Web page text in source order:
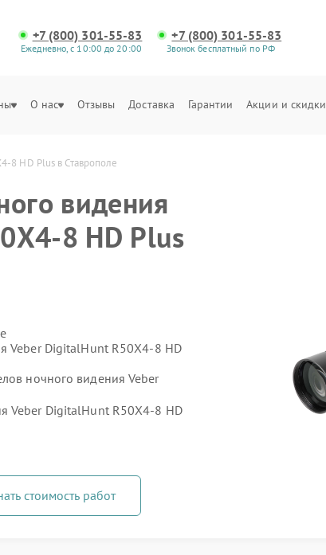
+7 (800) 301-55-83
Ежедневно, с 10:00 до 20:00
+7 (800) 301-55-83
Звонок бесплатный по РФ
О нас Отзывы Доставка Гарантии Акции и скидки
8 HD Plus в Ставрополе
видения
8 HD Plus
Veber DigitalHunt R50X4-8 HD
ночного видения Veber
Veber DigitalHunt R50X4-8 HD
стоимость работ